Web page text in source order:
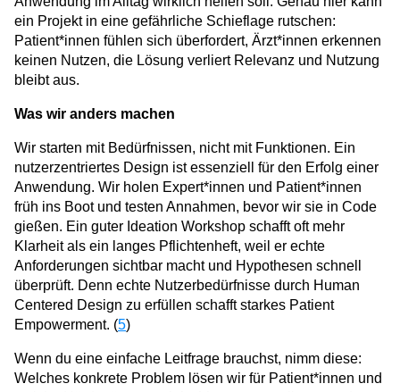
ein Projekt in eine gefährliche Schieflage rutschen:
Patient*innen fühlen sich überfordert, Ärzt*innen erkennen
keinen Nutzen, die Lösung verliert Relevanz und Nutzung
bleibt aus.
Was wir anders machen
Wir starten mit Bedürfnissen, nicht mit Funktionen. Ein
nutzerzentriertes Design ist essenziell für den Erfolg einer
Anwendung. Wir holen Expert*innen und Patient*innen
früh ins Boot und testen Annahmen, bevor wir sie in Code
gießen. Ein guter Ideation Workshop schafft oft mehr
Klarheit als ein langes Pflichtenheft, weil er echte
Anforderungen sichtbar macht und Hypothesen schnell
überprüft. Denn echte Nutzerbedürfnisse durch Human
Centered Design zu erfüllen schafft starkes Patient
Empowerment. (5)
Wenn du eine einfache Leitfrage brauchst, nimm diese:
Welches konkrete Problem lösen wir für Patient*innen und